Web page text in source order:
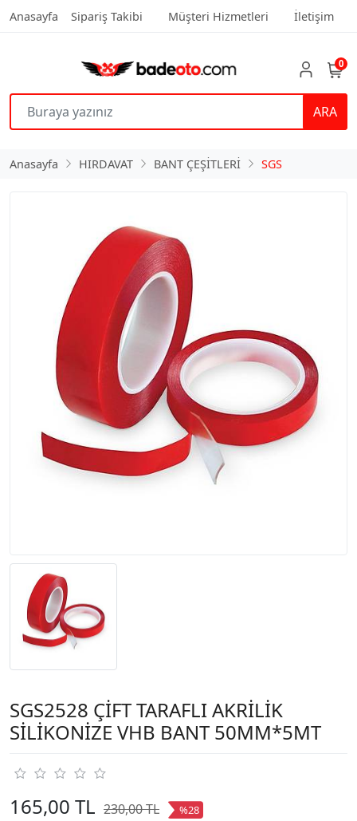
Anasayfa Sipariş Takibi Müşteri Hizmetleri İletişim
ARA
0
Anasayfa HIRDAVAT BANT ÇEŞİTLERİ SGS
SGS2528 ÇİFT TARAFLI AKRİLİK
SİLİKONİZE VHB BANT 50MM*5MT
165,00 TL 230,00 TL %28